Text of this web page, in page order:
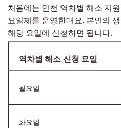
처음에는 인천 역차별 해소 지
요일제를 운영한대요. 본인의
해당 요일에 신청하면 됩니다.
역차별 해소 신청 요일
월요일
화요일